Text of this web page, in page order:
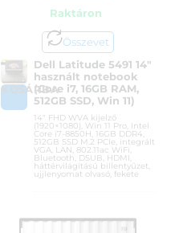
Raktáron
Összevet
KOSÁRBA
Dell Latitude 5491 14″
használt notebook
(Core i7, 16GB RAM,
512GB SSD, Win 11)
14″ FHD WVA kijelző
(1920×1080), Win 11 Pro, Intel
Core i7-8850H, 16GB DDR4,
512GB SSD M.2 PCIe, integrált
VGA, LAN, 802.11ac WiFi,
Bluetooth, DSUB, HDMI,
háttérvilágítású billentyűzet,
ujjlenyomat olvasó, fekete
Kategória:Használt laptopok